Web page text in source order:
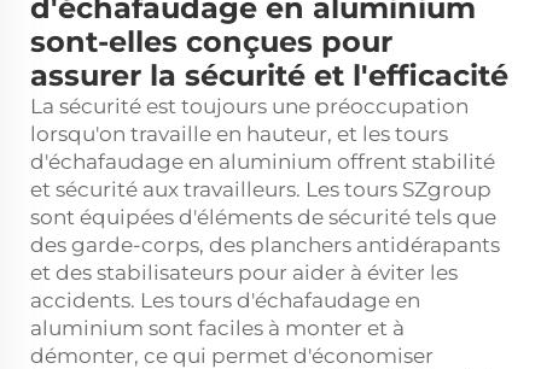
d'échafaudage en aluminium
sont-elles conçues pour
assurer la sécurité et l'efficacité
La sécurité est toujours une préoccupation
lorsqu'on travaille en hauteur, et les tours
d'échafaudage en aluminium offrent stabilité
et sécurité aux travailleurs. Les tours SZgroup
sont équipées d'éléments de sécurité tels que
des garde-corps, des planchers antidérapants
et des stabilisateurs pour aider à éviter les
accidents. Les tours d'échafaudage en
aluminium sont faciles à monter et à
démonter, ce qui permet d'économiser